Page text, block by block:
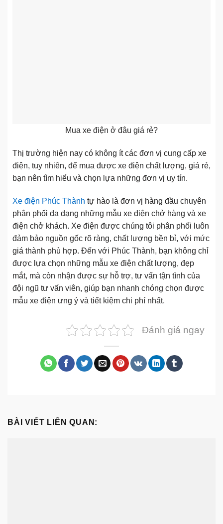
Mua xe điện ở đâu giá rẻ?
Thị trường hiện nay có không ít các đơn vị cung cấp xe
điện, tuy nhiên, để mua được xe điện chất lượng, giá rẻ,
bạn nên tìm hiểu và chọn lựa những đơn vị uy tín.
Xe điện Phúc Thành tự hào là đơn vị hàng đầu chuyên
phân phối đa dạng những mẫu xe điện chở hàng và xe
điện chở khách. Xe điện được chúng tôi phân phối luôn
đảm bảo nguồn gốc rõ ràng, chất lượng bền bỉ, với mức
giá thành phù hợp. Đến với Phúc Thành, bạn không chỉ
được lựa chọn những mẫu xe điện chất lượng, đẹp
mắt, mà còn nhận được sự hỗ trợ, tư vấn tận tình của
đội ngũ tư vấn viên, giúp bạn nhanh chóng chọn được
mẫu xe điện ưng ý và tiết kiệm chi phí nhất.
Đánh giá ngay
BÀI VIẾT LIÊN QUAN: